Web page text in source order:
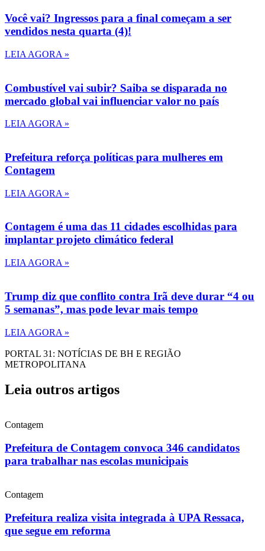
Você vai? Ingressos para a final começam a ser
vendidos nesta quarta (4)!
LEIA AGORA »
Combustível vai subir? Saiba se disparada no
mercado global vai influenciar valor no país
LEIA AGORA »
Prefeitura reforça políticas para mulheres em
Contagem
LEIA AGORA »
Contagem é uma das 11 cidades escolhidas para
implantar projeto climático federal
LEIA AGORA »
Trump diz que conflito contra Irã deve durar “4 ou
5 semanas”, mas pode levar mais tempo
LEIA AGORA »
PORTAL 31: NOTÍCIAS DE BH E REGIÃO
METROPOLITANA
Leia outros artigos
Contagem
Prefeitura de Contagem convoca 346 candidatos
para trabalhar nas escolas municipais
Contagem
Prefeitura realiza visita integrada à UPA Ressaca,
que segue em reforma